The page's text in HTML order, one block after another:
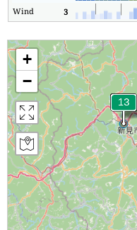
Wind
3
+
−